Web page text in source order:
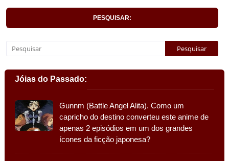
PESQUISAR:
Jóias do Passado:
Gunnm (Battle Angel Alita). Como um
capricho do destino converteu este anime de
apenas 2 episódios em um dos grandes
ícones da ficção japonesa?